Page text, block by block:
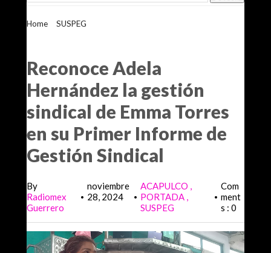
Home SUSPEG
Reconoce Adela
Hernández la gestión
sindical de Emma Torres
en su Primer Informe de
Gestión Sindical
By
Radiomex
Guerrero
•
noviembre
28, 2024
•
ACAPULCO
PORTADA
SUSPEG
•
Com
ment
s : 0